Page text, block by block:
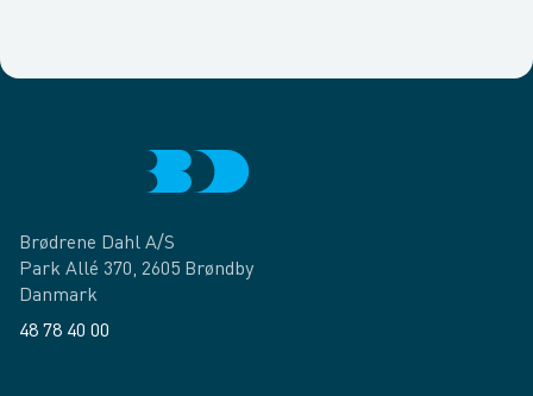
Brødrene Dahl A/S
Park Allé 370, 2605 Brøndby
Danmark
48 78 40 00